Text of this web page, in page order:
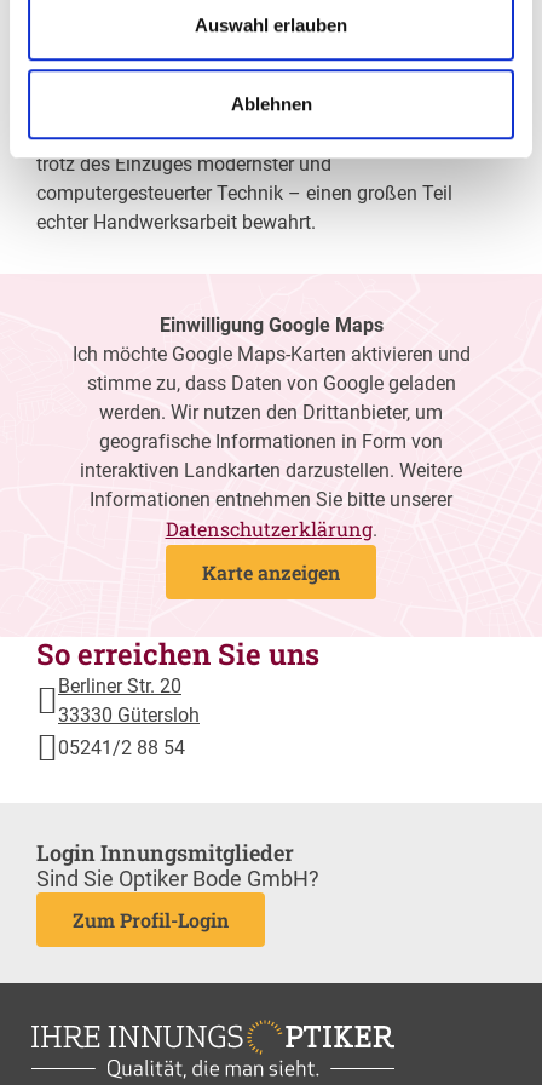
Auswahl erlauben
Ablehnen
Wir verschaffen Ihnen meist ohne lange Wartezeiten
fertigen daraufhin die perfekten Kontaktlinsen oder die
individuell auf Ihre Sehaufgaben zugeschnittene Brille
an. Als Gesundheitsberuf hat sich die Augenoptik –
trotz des Einzuges modernster und
computergesteuerter Technik – einen großen Teil
echter Handwerksarbeit bewahrt.
Einwilligung Google Maps
Ich möchte Google Maps-Karten aktivieren und
stimme zu, dass Daten von Google geladen
werden. Wir nutzen den Drittanbieter, um
geografische Informationen in Form von
interaktiven Landkarten darzustellen. Weitere
Informationen entnehmen Sie bitte unserer
Datenschutzerklärung.
Karte anzeigen
So erreichen Sie uns
Berliner Str. 20
33330 Gütersloh
05241/2 88 54
Login Innungsmitglieder
Sind Sie Optiker Bode GmbH?
Zum Profil-Login